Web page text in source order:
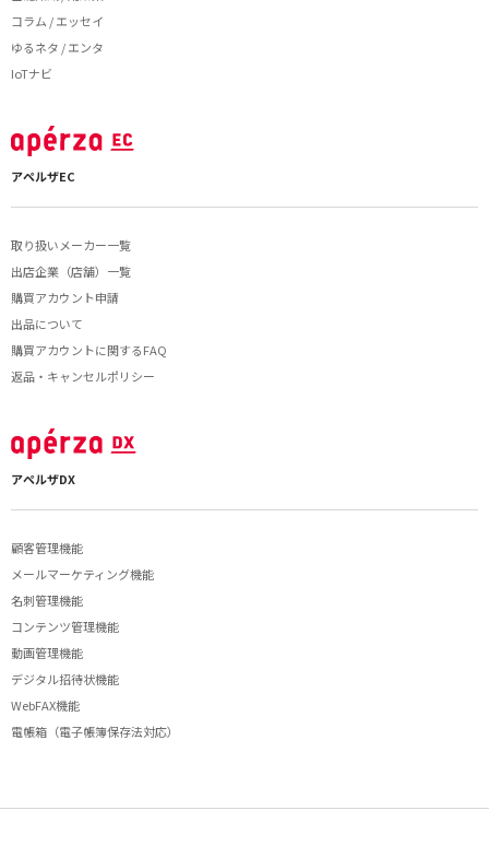
コラム / エッセイ
ゆるネタ / エンタ
IoTナビ
アペルザEC
取り扱いメーカー一覧
出店企業（店舗）一覧
購買アカウント申請
出品について
購買アカウントに関するFAQ
返品・キャンセルポリシー
アペルザDX
顧客管理機能
メールマーケティング機能
名刺管理機能
コンテンツ管理機能
動画管理機能
デジタル招待状機能
WebFAX機能
電帳箱（電子帳簿保存法対応）